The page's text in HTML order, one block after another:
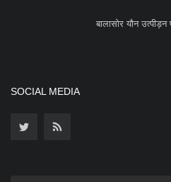
बालासोर यौन उत्पीड़न
SOCIAL MEDIA